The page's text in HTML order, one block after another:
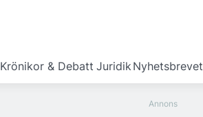
Krönikor & Debatt JuridikNyhetsbrevet